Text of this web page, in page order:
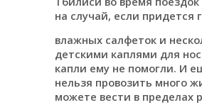
на случай, если придется
влажных салфеток и
детскими каплями для
капли ему не помогли. И
нельзя провозить много
можете вести в пределах